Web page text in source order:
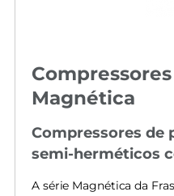
Magnética
Compressores de
semi-herméticos
A série Magnética da